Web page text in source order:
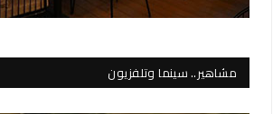
مشاهير.. سينما وتلفزيون